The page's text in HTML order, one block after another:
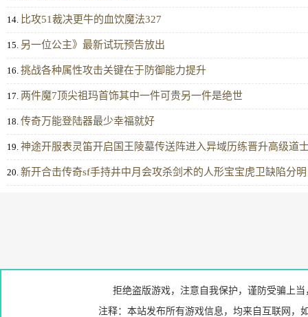
14. 比攻51裁决更牛的血饮魔法327
15. 另一位公主》最新试玩预告放出
16. 挑战各种属性攻击关键在于防御能力提升
17. 两件魔7顶尖祖玛首饰其中一件可贵另一件是绝世
18. 传奇万能登陆器最少幸福就好
19. 神途开服表灵笛开启国王陵墓传送阵进入异域历练晋升高级道
20. 新开合击传奇sf手持井中月会攻杀剑术的人形宝宝虎卫缺陷分明
拒绝盗版游戏，注意自我保护，谨防受骗上
注释：本站发布所有游戏信息，均来自互联网，